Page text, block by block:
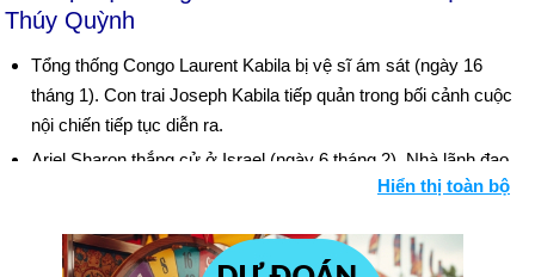
Thúy Quỳnh
Tổng thống Congo Laurent Kabila bị vệ sĩ ám sát (ngày 16
tháng 1). Con trai Joseph Kabila tiếp quản trong bối cảnh cuộc
nội chiến tiếp tục diễn ra.
Ariel Sharon thắng cử ở Israel (ngày 6 tháng 2). Nhà lãnh đạo
cánh hữu được chọn áp đảo làm thủ tướng thứ năm của quốc
Palestine tồi tệ nhất trong nhiều năm. Bối cảnh: Trung Đông.
Hiển thị toàn bộ